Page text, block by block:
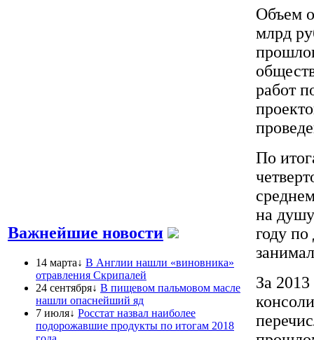
Важнейшие новости
14 марта↓ В Англии нашли «виновника»
отравления Скрипалей
24 сентября↓ В пищевом пальмовом масле
нашли опаснейший яд
7 июля↓ Росстат назвал наиболее
подорожавшие продукты по итогам 2018
Объем
млрд
работ
По
на
году
За